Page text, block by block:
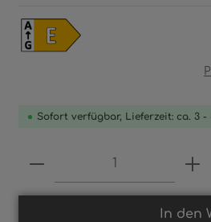
Sofort verfügbar, Lieferzeit: ca. 3 -
Produkt Anzahl:
In den